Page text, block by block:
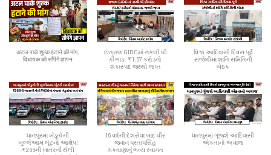
अटल पार्क शुल्क हटाने की मांग,
विधायक को सौंपेंगे ज्ञापन
છત્રાલ GIDCમાં નકલી ઘી
કૌભાંડ: ₹1.67 કરોડનો
શંકાસ્પદ જથ્થો જપ્ત
વિશ્વ આદિવાસી દિવસ પૂર્વે
સંજેલીમાં શાંતિ સમિતિની
બેઠક
ધાનપુરમાં ખેડૂતોની
ખુલ્લેઆમ લૂંટનો આક્ષેપ!
₹266ની ખાતરની થેલી
16 વર્ષની દેશસેવા બાદ વીર
જવાન પ્રતાપસિંહ
મકવાણાનું ભવ્ય સ્વાગત
ધાનપુરમાં ગૂંજશે આદિવાસી
એકતાનો અવાજ